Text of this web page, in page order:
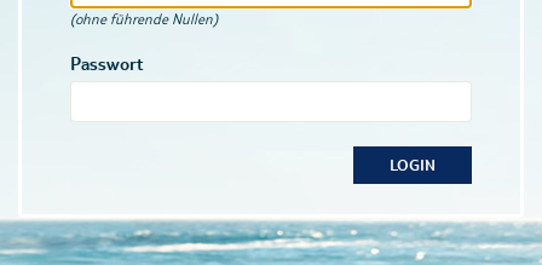
(ohne führende Nullen)
Passwort